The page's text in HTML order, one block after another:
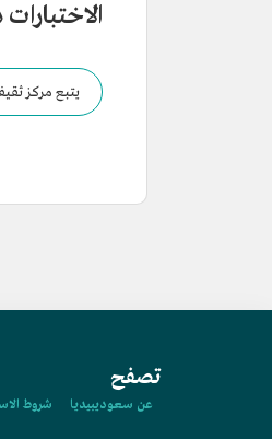
يتبع مركز
تصفح
عن سعوديبيديا شروط